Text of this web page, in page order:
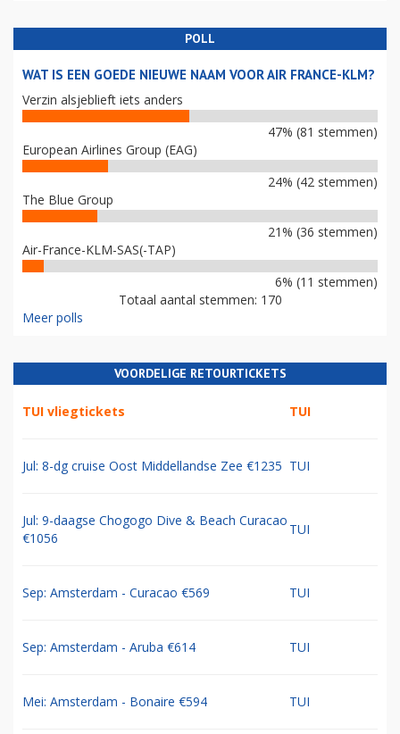
POLL
WAT IS EEN GOEDE NIEUWE NAAM VOOR AIR FRANCE-KLM?
Verzin alsjeblieft iets anders
47% (81 stemmen)
European Airlines Group (EAG)
24% (42 stemmen)
The Blue Group
21% (36 stemmen)
Air-France-KLM-SAS(-TAP)
6% (11 stemmen)
Totaal aantal stemmen: 170
Meer polls
VOORDELIGE RETOURTICKETS
TUI vliegtickets TUI
Jul: 8-dg cruise Oost Middellandse Zee €1235 TUI
Jul: 9-daagse Chogogo Dive & Beach Curacao
€1056
TUI
Sep: Amsterdam - Curacao €569 TUI
Sep: Amsterdam - Aruba €614 TUI
Mei: Amsterdam - Bonaire €594 TUI